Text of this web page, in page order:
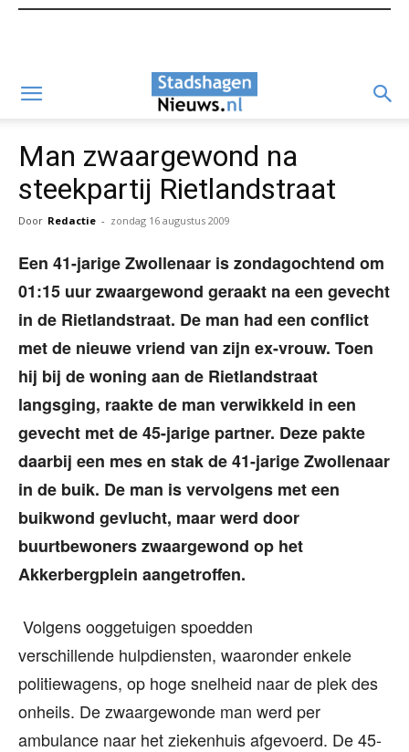
Man zwaargewond na
steekpartij Rietlandstraat
Door Redactie - zondag 16 augustus 2009
Een 41-jarige Zwollenaar is zondagochtend om
01:15 uur zwaargewond geraakt na een gevecht
in de Rietlandstraat. De man had een conflict
met de nieuwe vriend van zijn ex-vrouw. Toen
hij bij de woning aan de Rietlandstraat
langsging, raakte de man verwikkeld in een
gevecht met de 45-jarige partner. Deze pakte
daarbij een mes en stak de 41-jarige Zwollenaar
in de buik. De man is vervolgens met een
buikwond gevlucht, maar werd door
buurtbewoners zwaargewond op het
Akkerbergplein aangetroffen.
Volgens ooggetuigen spoedden
verschillende hulpdiensten, waaronder enkele
politiewagens, op hoge snelheid naar de plek des
onheils. De zwaargewonde man werd per
ambulance naar het ziekenhuis afgevoerd. De 45-